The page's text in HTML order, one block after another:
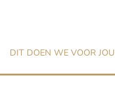
DIT DOEN WE VOOR JOU